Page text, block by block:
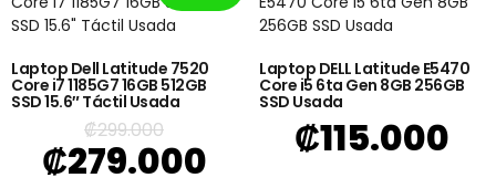
Laptop Dell Latitude 7520
Core i7 1185G7 16GB 512GB
SSD 15.6″ Táctil Usada
₡299.000
₡279.000
Laptop DELL Latitude E5470
Core i5 6ta Gen 8GB 256GB
SSD Usada
₡115.000